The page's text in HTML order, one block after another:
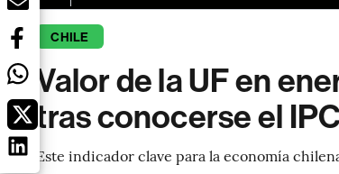
CHILE
Valor de la UF en
tras conocerse el
Este indicador clave para la economía